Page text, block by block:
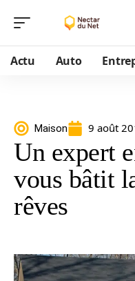
Actu Auto
Maison 9 août
Un expert
vous bâtit
rêves